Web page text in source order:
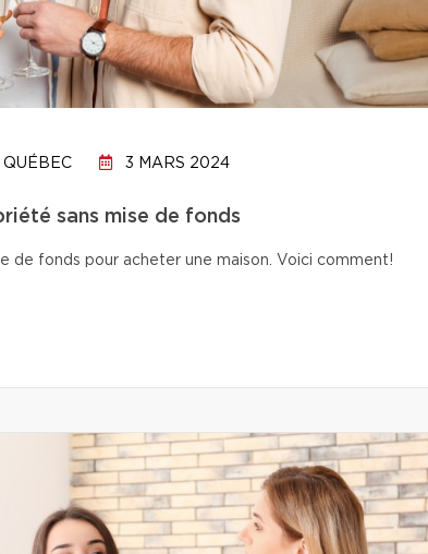
3 MARS 2024
sans mise de fonds
de fonds pour acheter une maison. Voici comment!